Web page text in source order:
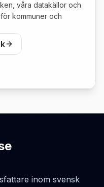
våra datakällor och
kommuner och
inom svensk